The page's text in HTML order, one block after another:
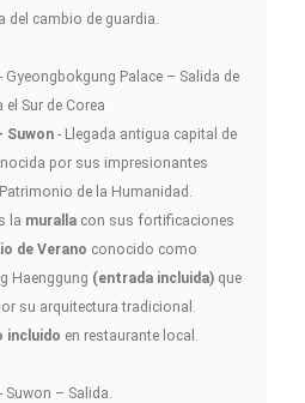
del cambio de guardia.
Gyeongbokgung Palace – Salida de
el Sur de Corea
Suwon - Llegada antigua capital de
por sus impresionantes
de la Humanidad.
la muralla con sus fortificaciones
de Verano conocido como
Haenggung (entrada incluida) que
su arquitectura tradicional.
incluido en restaurante local.
Suwon – Salida.